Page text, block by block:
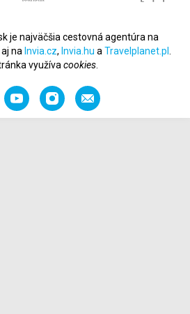
je najväčšia cestovná agentúra na
na Invia.cz, Invia.hu a Travelplanet.pl
využíva cookies.
YouTubeInstagramOdporučiť